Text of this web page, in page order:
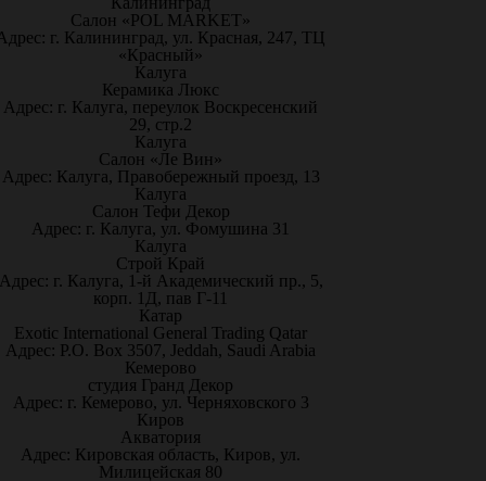
Салон «POL MARKET»
г. Калининград, ул. Красная, 247, ТЦ
«Красный»
Калуга
Керамика Люкс
Адрес: г. Калуга, переулок Воскресенский
29, стр.2
Калуга
Салон «Ле Вин»
Адрес: Калуга, Правобережный проезд, 13
Калуга
Салон Тефи Декор
Адрес: г. Калуга, ул. Фомушина 31
Калуга
Строй Край
г. Калуга, 1-й Академический пр., 5,
корп. 1Д, пав Г-11
Катар
Exotic International General Trading Qatar
Адрес: P.O. Box 3507, Jeddah, Saudi Arabia
Кемерово
студия Гранд Декор
Адрес: г. Кемерово, ул. Черняховского 3
Киров
Акватория
Адрес: Кировская область, Киров, ул.
Милицейская 80